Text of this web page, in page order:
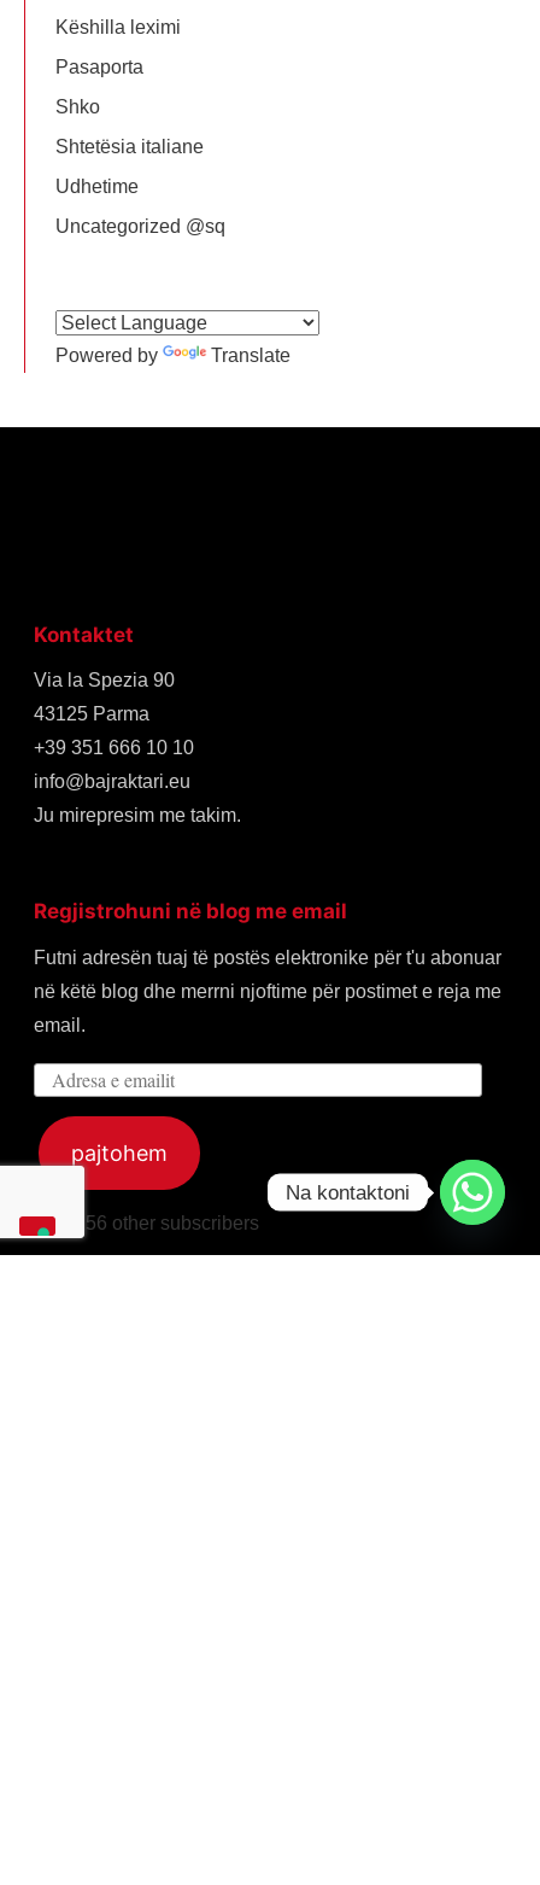
Këshilla leximi
Pasaporta
Shko
Shtetësia italiane
Udhetime
Uncategorized @sq
Powered by Translate
Kontaktet
Via la Spezia 90
43125 Parma
+39 351 666 10 10
info@bajraktari.eu
Ju mirepresim me takim.
Regjistrohuni në blog me email
Futni adresën tuaj të postës elektronike për t'u abonuar
në këtë blog dhe merrni njoftime për postimet e reja me
email.
Adresa
emailitpajtohem
Join 256 other subscribers
Na kontaktoni